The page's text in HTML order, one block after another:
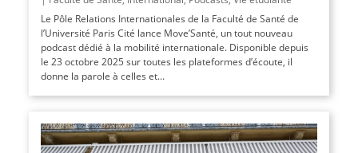
Le Pôle Relations Internationales de la Faculté de Santé de
l’Université Paris Cité lance Move’Santé, un tout nouveau
podcast dédié à la mobilité internationale. Disponible depuis
le 23 octobre 2025 sur toutes les plateformes d’écoute, il
donne la parole à celles et...